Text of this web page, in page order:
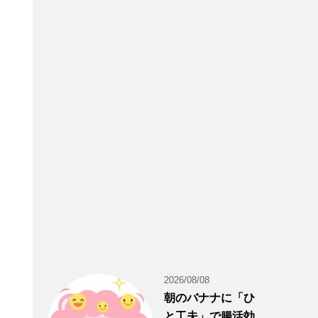
2026/08/08
朝のバナナに「ひ